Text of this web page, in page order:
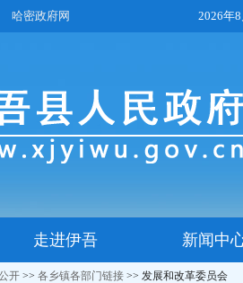
哈密政府网 2026年
走进伊吾 新闻中
开 >> 各乡镇各部门链接 >> 发展和改革委员会